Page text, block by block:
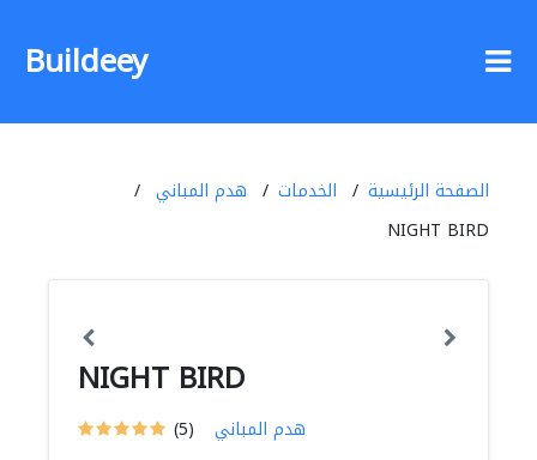
Buildeey
الصفحة الرئيسية الخدمات
هدم المباني
NIGHT BIRD
NIGHT BIRD
(5) هدم المباني